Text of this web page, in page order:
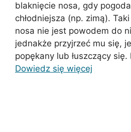
blaknięcie nosa, gdy
chłodniejsza (np. zimą).
nosa nie jest powodem do
jednakże przyjrzeć mu się,
popękany lub łuszczący
Dowiedz się więcej